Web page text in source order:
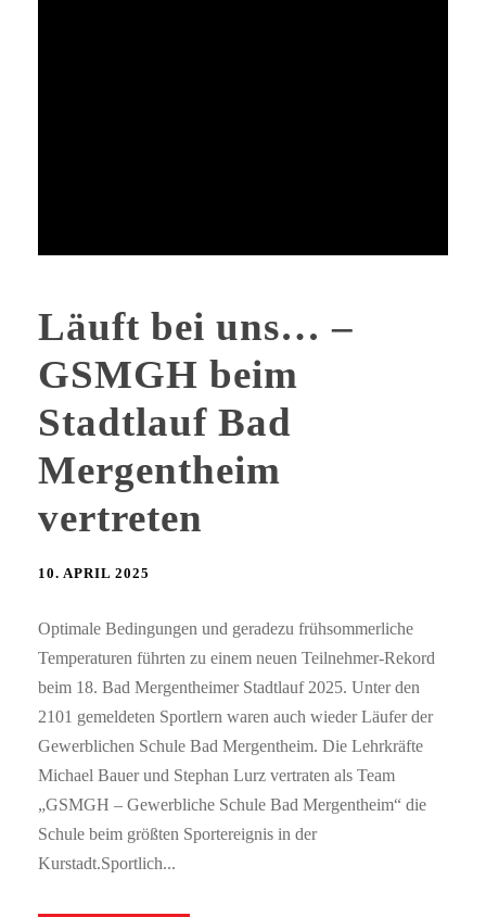
Läuft bei uns… –
GSMGH beim
Stadtlauf Bad
Mergentheim
vertreten
10. APRIL 2025
Optimale Bedingungen und geradezu frühsommerliche
Temperaturen führten zu einem neuen Teilnehmer-Rekord
beim 18. Bad Mergentheimer Stadtlauf 2025. Unter den
2101 gemeldeten Sportlern waren auch wieder Läufer der
Gewerblichen Schule Bad Mergentheim. Die Lehrkräfte
Michael Bauer und Stephan Lurz vertraten als Team
„GSMGH – Gewerbliche Schule Bad Mergentheim“ die
Schule beim größten Sportereignis in der
Kurstadt.Sportlich...